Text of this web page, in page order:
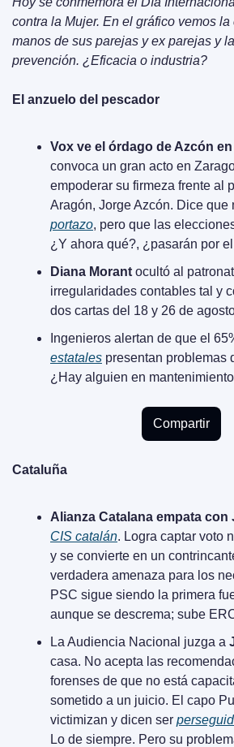
contra la Mujer. En el gráfico vemos
manos de sus parejas y ex parejas y
prevención. ¿Eficacia o industria?
El anzuelo del pescador
Vox ve el órdago de Azcón
convoca un gran acto en
empoderar su firmeza frente al
portazo, pero que las
¿Y ahora qué?, ¿pasarán por
Diana Morant ocultó al
irregularidades contables tal y
dos cartas del 18 y 26 de
Ingenieros alertan de que el
estatales presentan problemas
¿Hay alguien en
Compartir
Cataluña
Alianza Catalana empata con
CIS catalán. Logra captar voto
y se convierte en un
verdadera amenaza para los
PSC sigue siendo la primera
aunque se descrema; sube
La Audiencia Nacional juzga a
casa. No acepta las
forenses de que no está
sometido a un juicio. El capo
victimizan y dicen ser
Lo de siempre. Pero su